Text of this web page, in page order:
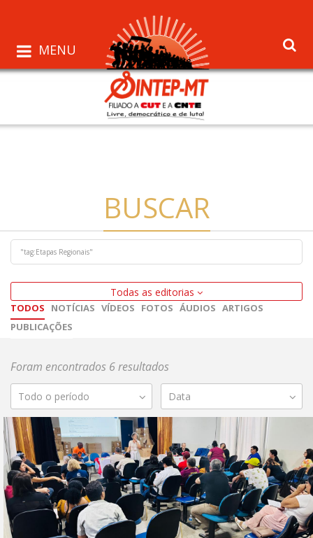
MENU
BUSCAR
Todas as editorias
TODOS NOTÍCIAS VÍDEOS FOTOS ÁUDIOS ARTIGOS
PUBLICAÇÕES
Foram encontrados 6 resultados
Todo o período Data